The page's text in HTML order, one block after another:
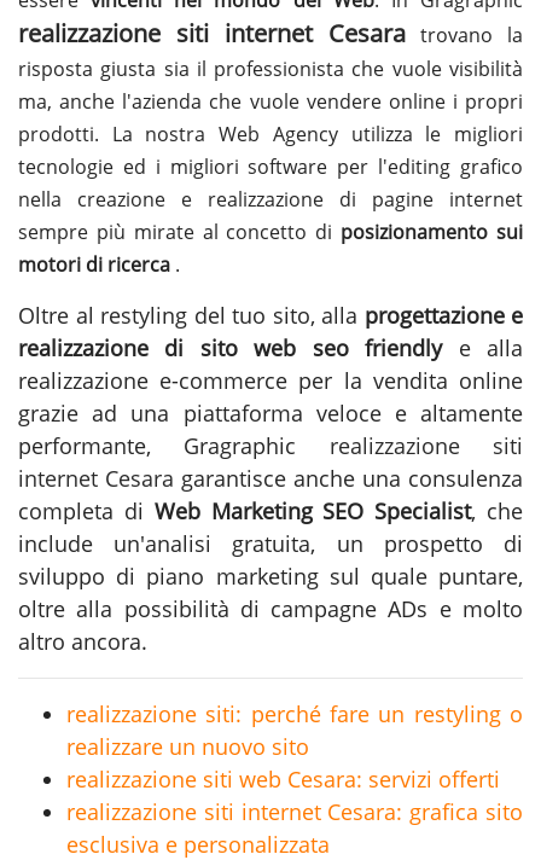
realizzazione siti internet Cesara trovano la
risposta giusta sia il professionista che vuole visibilità
ma, anche l'azienda che vuole vendere online i propri
prodotti. La nostra Web Agency utilizza le migliori
tecnologie ed i migliori software per l'editing grafico
nella creazione e realizzazione di pagine internet
sempre più mirate al concetto di posizionamento sui
motori di ricerca .
Oltre al restyling del tuo sito, alla progettazione e
realizzazione di sito web seo friendly e alla
realizzazione e-commerce per la vendita online
grazie ad una piattaforma veloce e altamente
performante, Gragraphic realizzazione siti
internet Cesara garantisce anche una consulenza
completa di Web Marketing SEO Specialist, che
include un'analisi gratuita, un prospetto di
sviluppo di piano marketing sul quale puntare,
oltre alla possibilità di campagne ADs e molto
altro ancora.
realizzazione siti: perché fare un restyling o
realizzare un nuovo sito
realizzazione siti web Cesara: servizi offerti
realizzazione siti internet Cesara: grafica sito
esclusiva e personalizzata